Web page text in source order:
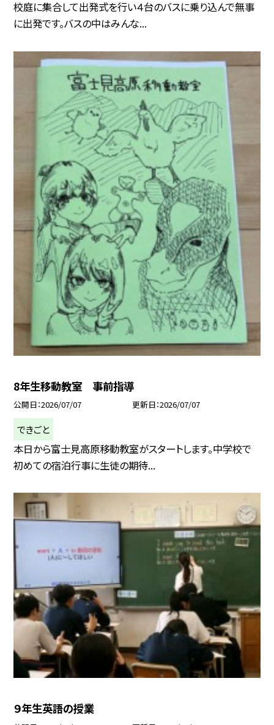
校庭に集合して出発式を行い４台のバスに乗り込んで無事
に出発です。バスの中はみんな...
8年生移動教室 事前指導
公開日 2026/07/07 更新日 2026/07/07
できごと
本日から富士見高原移動教室がスタートします。中学校で
初めての宿泊行事に生徒の期待...
９年生英語の授業